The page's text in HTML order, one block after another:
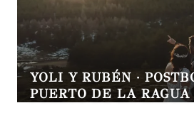
YOLI Y RUBÉN ·
PUERTO DE LA